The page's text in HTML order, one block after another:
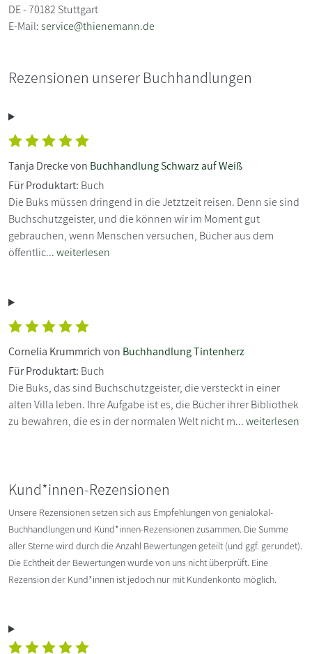
DE - 70182 Stuttgart
E-Mail:service@thienemann.de
Rezensionen unserer Buchhandlungen
Tanja Drecke von Buchhandlung Schwarz auf Weiß
Für Produktart: Buch
Die Buks müssen dringend in die Jetztzeit reisen. Denn sie sind
Buchschutzgeister, und die können wir im Moment gut
gebrauchen, wenn Menschen versuchen, Bücher aus dem
öffentlic...weiterlesen
Cornelia Krummrich von Buchhandlung Tintenherz
Für Produktart: Buch
Die Buks, das sind Buchschutzgeister, die versteckt in einer
alten Villa leben. Ihre Aufgabe ist es, die Bücher ihrer Bibliothek
zu bewahren, die es in der normalen Welt nicht m...weiterlesen
Kund*innen-Rezensionen
Unsere Rezensionen setzen sich aus Empfehlungen von genialokal-
Buchhandlungen und Kund*innen-Rezensionen zusammen. Die Summe
aller Sterne wird durch die Anzahl Bewertungen geteilt (und ggf. gerundet).
Die Echtheit der Bewertungen wurde von uns nicht überprüft. Eine
Rezension der Kund*innen ist jedoch nur mit Kundenkonto möglich.